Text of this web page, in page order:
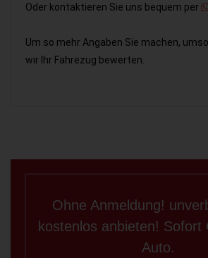
Oder kontaktieren Sie uns bequem per
Um so mehr Angaben Sie machen,
wir Ihr Fahrezug bewerten.
Ohne Anmeldung!
kostenlos anbieten! Sofort
Auto.